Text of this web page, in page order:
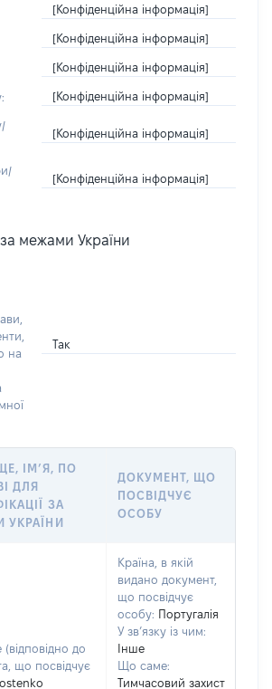
[Конфіденційна інформація]
[Конфіденційна інформація]
[Конфіденційна інформація]
[Конфіденційна інформація]
[Конфіденційна інформація]
[Конфіденційна інформація]
за межами України
на
Так
ІМ’Я, ПО
ДЛЯ
ЗА
УКРАЇНИ
ДОКУМЕНТ, ЩО
ПОСВІДЧУЄ
ОСОБУ
(відповідно до
що посвідчує
Країна, в якій
видано документ,
що посвідчує
особу: Португалія
У зв’язку із чим:
Інше
Що саме:
Тимчасовий захист